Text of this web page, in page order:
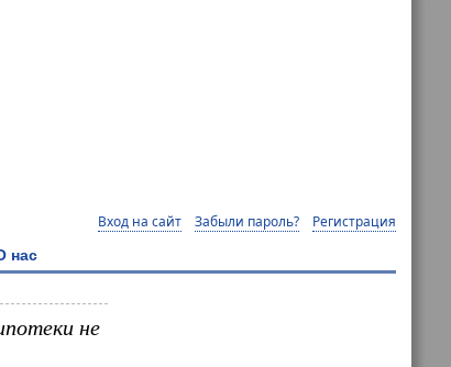
Вход на сайт Забыли пароль? Регистрация
нас
не